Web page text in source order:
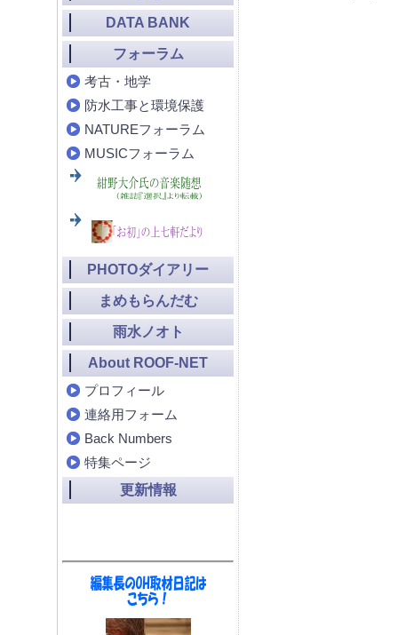
DATA BANK
フォーラム
考古・地学
防水工事と環境保護
NATUREフォーラム
MUSICフォーラム
PHOTOダイアリー
まめもらんだむ
雨水ノオト
About ROOF-NET
プロフィール
連絡用フォーム
Back Numbers
特集ページ
更新情報